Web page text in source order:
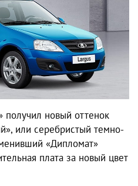
получил новый оттенок
или серебристый темно-
«Дипломат»
плата за новый цвет